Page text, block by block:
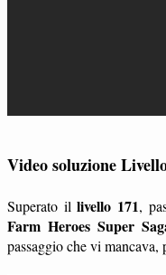
Video soluzione
Superato illivello 171,
Farm Heroes Super
passaggio che vi